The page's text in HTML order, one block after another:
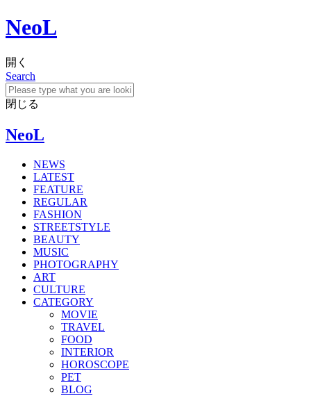
NeoL
開く
Search
閉じる
NeoL
NEWS
LATEST
FEATURE
REGULAR
FASHION
STREETSTYLE
BEAUTY
MUSIC
PHOTOGRAPHY
ART
CULTURE
CATEGORY
MOVIE
TRAVEL
FOOD
INTERIOR
HOROSCOPE
PET
BLOG